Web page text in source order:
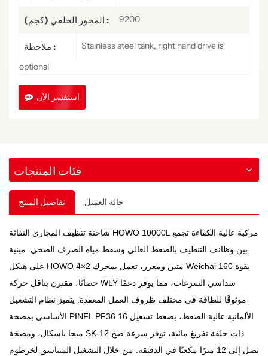
المحور الخلفي (كجم) : 9200
ملاحظة :
Stainless steel tank, right hand drive is
optional
استفسر الآن
فئات المنتجات
تفاصيل المنتج حالة العميل
شاحنة تنظيف المجاري النفاثة HOWO 10000L مركبة عالية الكفاءة تجمع
بين وظائف التنظيف بالضغط العالي وشفط مياه الصرف الصحي. مبنية
على هيكل HOWO 4×2 متين ومعزز، تعمل بمحرك Weichai بقوة 160
حصانًا، مقترن بناقل حركة WLY سداسي السرعات، مما يوفر دعمًا
موثوقًا للطاقة في مختلف ظروف العمل المعقدة. يتميز نظام التشغيل
الأساسي بمضخة PINFL PF36 الألمانية عالية الضغط، بضغط تشغيل 16
ميجا باسكال، ومضخة SK-12 ذات حلقة تفريغ مائية، توفر سرعة ضخ
تصل إلى 12 مترًا مكعبًا في الدقيقة. من خلال التشغيل المتناسق لخرطوم